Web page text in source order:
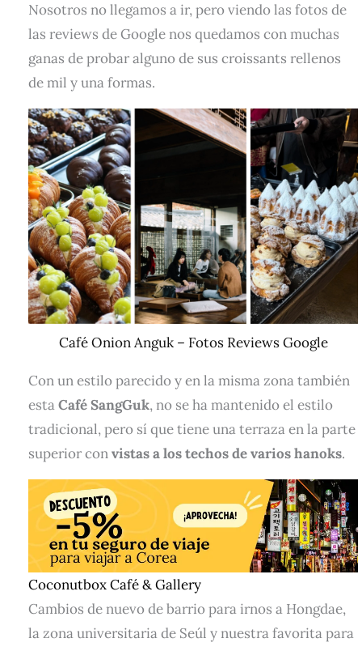
Nosotros no llegamos a ir, pero viendo las fotos de
las reviews de Google nos quedamos con muchas
ganas de probar alguno de sus croissants rellenos
de mil y una formas.
Café Onion Anguk – Fotos Reviews Google
Con un estilo parecido y en la misma zona también
estaCafé SangGuk, no se ha mantenido el estilo
tradicional, pero sí que tiene una terraza en la parte
superior convistas a los techos de varios hanoks.
Coconutbox Café & Gallery
Cambios de nuevo de barrio para irnos a Hongdae,
la zona universitaria de Seúl y nuestra favorita para